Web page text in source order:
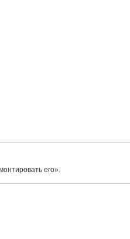
его».